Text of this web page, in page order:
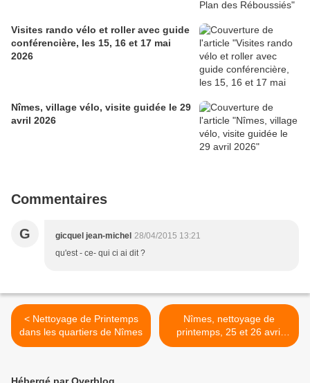
Visites rando vélo et roller avec guide
conférencière, les 15, 16 et 17 mai
2026
Nîmes, village vélo, visite guidée le 29
avril 2026
Commentaires
G gicquel jean-michel 28/04/2015 13:21
qu'est - ce- qui ci ai dit ?
< Nettoyage de Printemps
dans les quartiers de Nîmes
Nîmes, nettoyage de
printemps, 25 et 26 avril
2015 >